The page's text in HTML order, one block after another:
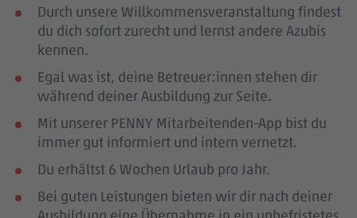
Durch unsere Willkommensveranstaltung findest
du dich sofort zurecht und lernst andere Azubis
kennen.
Egal was ist, deine Betreuer:innen stehen dir
während deiner Ausbildung zur Seite.
Mit unserer PENNY Mitarbeitenden-App bist du
immer gut informiert und intern vernetzt.
Du erhältst 6 Wochen Urlaub pro Jahr.
Bei guten Leistungen bieten wir dir nach deiner